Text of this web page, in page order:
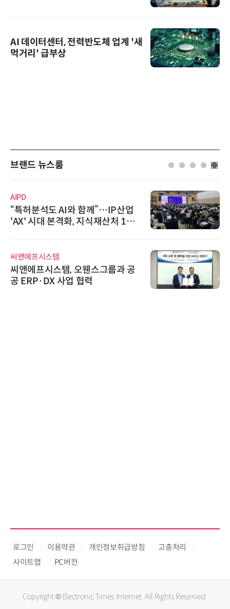
AI 데이터센터, 전력반도체 업계 '새
먹거리' 급부상
브랜드 뉴스룸
AIPD
“특허분석도 AI와 함께”…IP산업
'AX' 시대 본격화, 지식재산처 1호
씨앤에프시스템
씨앤에프시스템, 오웬스그룹과 공
공 ERP·DX 사업 협력
로그인 이용약관 개인정보취급방침
고충처리
사이트맵
PC버전
Copyright © Electronic Times Internet. All Rights Reserved.